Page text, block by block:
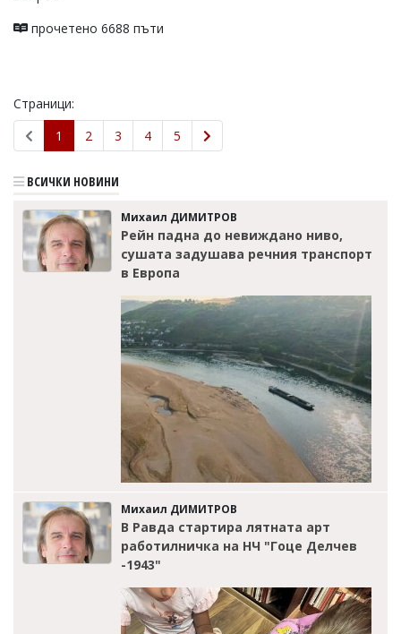
прочетено 6688 пъти
Страници:
1
2 3 4 5
ВСИЧКИ НОВИНИ
Михаил ДИМИТРОВ
Рейн падна до невиждано ниво,
сушата задушава речния транспорт
в Европа
Михаил ДИМИТРОВ
В Равда стартира лятната арт
работилничка на НЧ "Гоце Делчев
-1943"